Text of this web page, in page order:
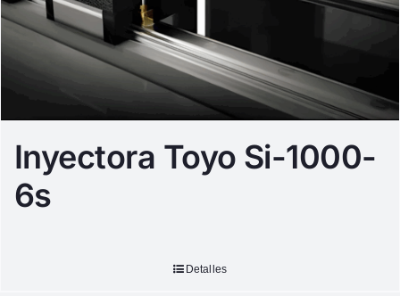
Inyectora Toyo Si-1000-
6s
Detalles